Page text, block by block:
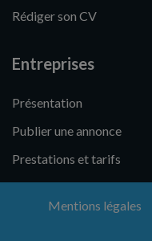
Rédiger son CV
Entreprises
Présentation
Publier une annonce
Prestations et tarifs
Mentions légales